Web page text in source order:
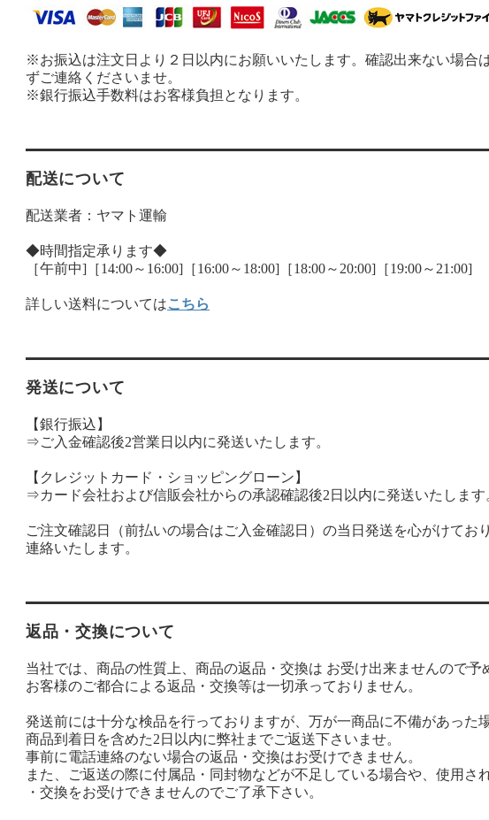
※お振込は注文日より２日以内にお願いいたします。確認出来ない場合
ずご連絡くださいませ。
※銀行振込手数料はお客様負担となります。
配送について
配送業者：ヤマト運輸
◆時間指定承ります◆
［午前中]［14:00～16:00]［16:00～18:00]［18:00～20:00]［19:00～21:00]
詳しい送料についてはこちら
発送について
【銀行振込】
⇒ご入金確認後2営業日以内に発送いたします。
【クレジットカード・ショッピングローン】
⇒カード会社および信販会社からの承認確認後2日以内に発送いたします
ご注文確認日（前払いの場合はご入金確認日）の当日発送を心がけてお
連絡いたします。
返品・交換について
当社では、商品の性質上、商品の返品・交換は お受け出来ませんので予
お客様のご都合による返品・交換等は一切承っておりません。
発送前には十分な検品を行っておりますが、万が一商品に不備があった
商品到着日を含めた2日以内に弊社までご返送下さいませ。
事前に電話連絡のない場合の返品・交換はお受けできません。
また、ご返送の際に付属品・同封物などが不足している場合や、使用
・交換をお受けできませんのでご了承下さい。